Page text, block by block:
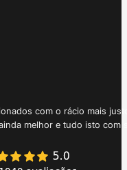
com o rácio mais
melhor e tudo isto